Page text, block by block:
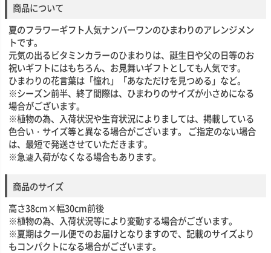
商品について
夏のフラワーギフト人気ナンバーワンのひまわりのアレンジメン
トです。
元気の出るビタミンカラーのひまわりは、誕生日や父の日等のお
祝いギフトにはもちろん、お見舞いギフトとしても人気です。
ひまわりの花言葉は「憧れ」「あなただけを見つめる」など。
※シーズン前半、終了間際は、ひまわりのサイズが小さめになる
場合がございます。
※植物の為、入荷状況や生育状況によりましては、掲載している
色合い・サイズ等と異なる場合がございます。 ご指定のない場合
は、最短で発送させていただきます。
※急遽入荷がなくなる場合もあります。
商品のサイズ
高さ38cm×幅30cm前後
※植物の為、入荷状況等により変動する場合がございます。
※夏期はクール便でのお届けとなりますので、記載のサイズより
もコンパクトになる場合がございます。